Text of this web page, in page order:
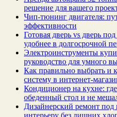
решение для вашего
Чип‑тюнинг двигателя:
эффективности
Готовая дверь vs дверь
удобнее в долгосрочной
Электроинструменты
руководство для умного
Как правильно выбрать и
систему в
Кондиционер на кухне:
обеденный стол и не
Дизайнерский ремонт
интерьеру без лишних